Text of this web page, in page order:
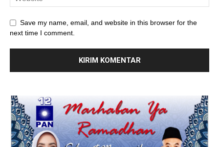
Save my name, email, and website in this browser for the
next time I comment.